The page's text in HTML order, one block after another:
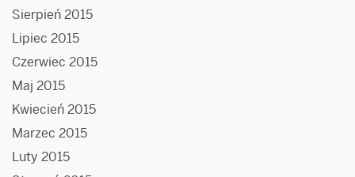
Sierpień 2015
Lipiec 2015
Czerwiec 2015
Maj 2015
Kwiecień 2015
Marzec 2015
Luty 2015